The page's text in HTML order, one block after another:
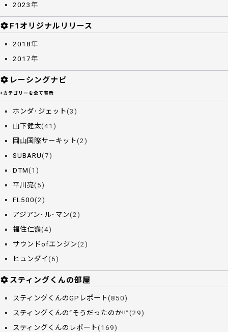
2023年
F1オリジナルリリース
2018年
2017年
レーシングナビ
+カテゴリーを全て表示
ホンダ･ジェット(3)
山下健太(41)
岡山国際サーキット(2)
SUBARU(7)
DTM(1)
平川亮(5)
FL500(2)
アジアン･ル･マン(2)
福住仁嶺(4)
サウンドofエンジン(2)
ヒュンダイ(6)
スティングくんの部屋
スティングくんのGPレポート(850)
スティングくんの“そうだったのか!!”(29)
スティングくんのレポート(169)